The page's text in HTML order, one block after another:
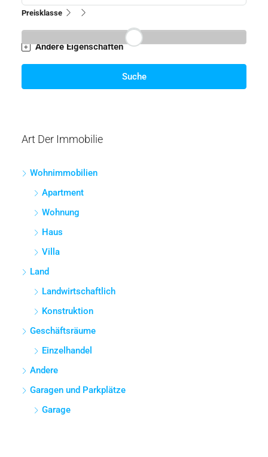
Preisklasse
Andere Eigenschaften
Suche
Art Der Immobilie
Wohnimmobilien
Apartment
Wohnung
Haus
Villa
Land
Landwirtschaftlich
Konstruktion
Geschäftsräume
Einzelhandel
Andere
Garagen und Parkplätze
Garage